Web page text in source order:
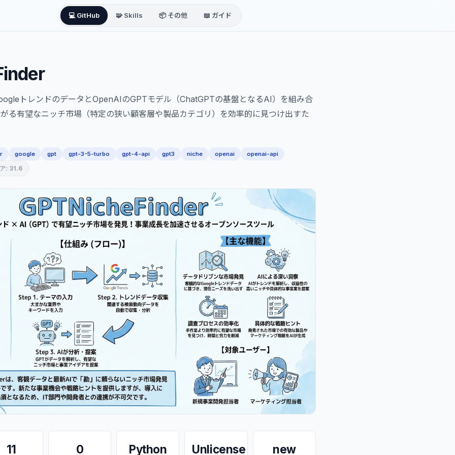
💻 GitHub 🧩 Skills 📦 その他 📖 ガイド
トレンドのデータとOpenAIのGPTモデル（ChatGPTの基盤となるAI）を組み合
る有望なニッチ市場（特定の狭い顧客層や製品カテゴリ）を効率的に見つけ出すた
google gpt gpt-3-5-turbo gpt-4-api gpt3 niche openai openai-api
: 31.6
11 0 Python Unlicense new